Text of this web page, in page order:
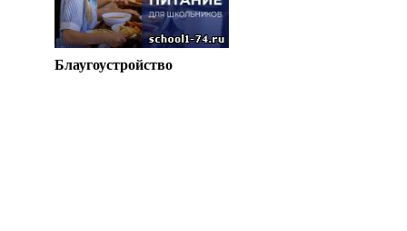
Блаугоустройство